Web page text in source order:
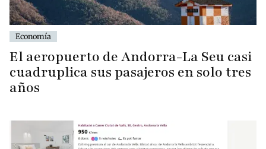
Economía
El aeropuerto de Andorra-La Seu casi
cuadruplica sus pasajeros en solo tres
años